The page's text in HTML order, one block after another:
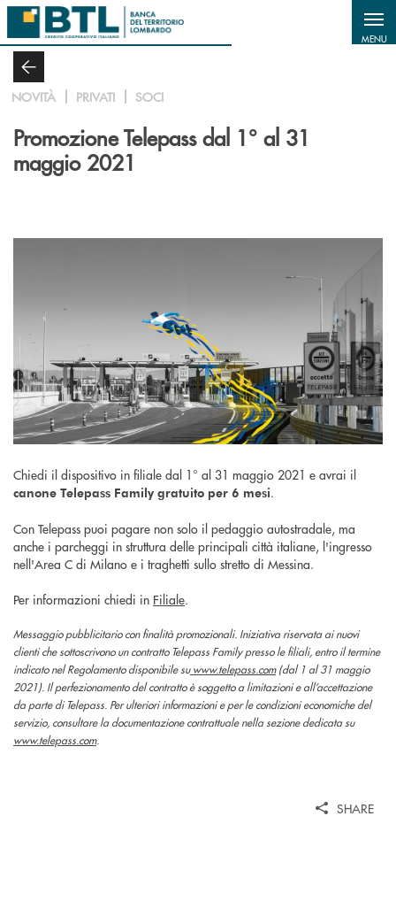
Salta al contenuto principale
MENU
NOVITÀ PRIVATI SOCI
Promozione Telepass dal 1° al 31
maggio 2021
Chiedi il dispositivo in filiale dal 1° al 31 maggio 2021 e avrai il
canone Telepass Family gratuito per 6 mesi.
Con Telepass puoi pagare non solo il pedaggio autostradale, ma
anche i parcheggi in struttura delle principali città italiane, l'ingresso
nell'Area C di Milano e i traghetti sullo stretto di Messina.
Per informazioni chiedi in Filiale.
Messaggio pubblicitario con finalità promozionali. Iniziativa riservata ai nuovi
clienti che sottoscrivono un contratto Telepass Family presso le filiali, entro il termine
indicato nel Regolamento disponibile suwww.telepass.com(dal 1 al 31 maggio
2021). Il perfezionamento del contratto è soggetto a limitazioni e all’accettazione
da parte di Telepass. Per ulteriori informazioni e per le condizioni economiche del
servizio, consultare la documentazione contrattuale nella sezione dedicata su
www.telepass.com.
SHARE